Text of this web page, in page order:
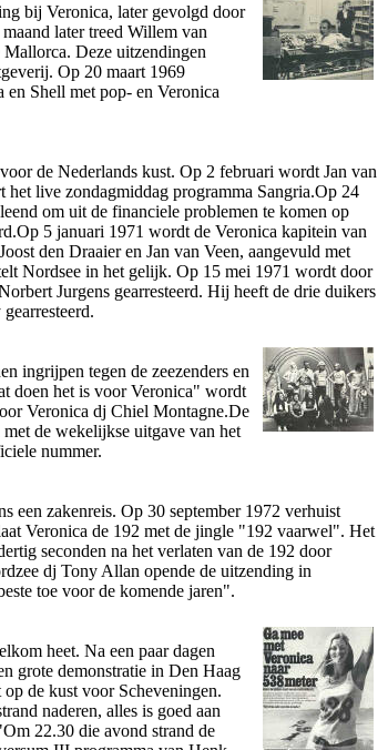
bij Veronica, later gevolgd door
later treed Willem van
Deze uitzendingen
Op 20 maart 1969
Shell met pop- en Veronica
de Nederlands kust. Op 2 februari wordt Jan van
live zondagmiddag programma Sangria.Op 24
om uit de financiele problemen te komen op
5 januari 1971 wordt de Veronica kapitein van
den Draaier en Jan van Veen, aangevuld met
Nordsee in het gelijk. Op 15 mei 1971 wordt door
Jurgens gearresteerd. Hij heeft de drie duikers
ingrijpen tegen de zeezenders en
doen het is voor Veronica" wordt
Veronica dj Chiel Montagne.De
de wekelijkse uitgave van het
nummer.
een zakenreis. Op 30 september 1972 verhuist
Veronica de 192 met de jingle "192 vaarwel". Het
seconden na het verlaten van de 192 door
dj Tony Allan opende de uitzending in
toe voor de komende jaren".
heet. Na een paar dagen
grote demonstratie in Den Haag
de kust voor Scheveningen.
naderen, alles is goed aan
22.30 die avond strand de